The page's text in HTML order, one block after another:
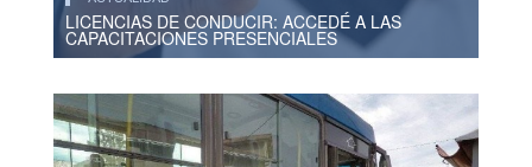
LICENCIAS DE CONDUCIR: ACCEDÉ A LAS
CAPACITACIONES PRESENCIALES